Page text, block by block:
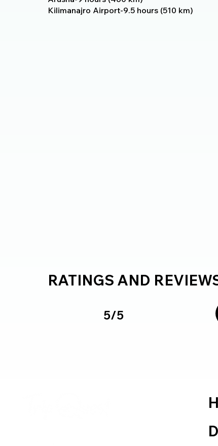
Kilimanajro Airport-9.5 hours (510 km)
RATINGS AND
5/5